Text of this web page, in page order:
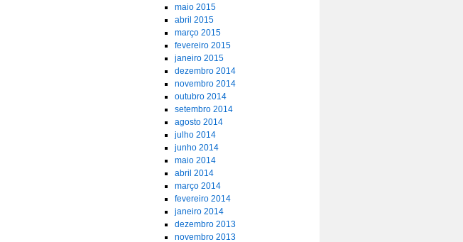
maio 2015
abril 2015
março 2015
fevereiro 2015
janeiro 2015
dezembro 2014
novembro 2014
outubro 2014
setembro 2014
agosto 2014
julho 2014
junho 2014
maio 2014
abril 2014
março 2014
fevereiro 2014
janeiro 2014
dezembro 2013
novembro 2013